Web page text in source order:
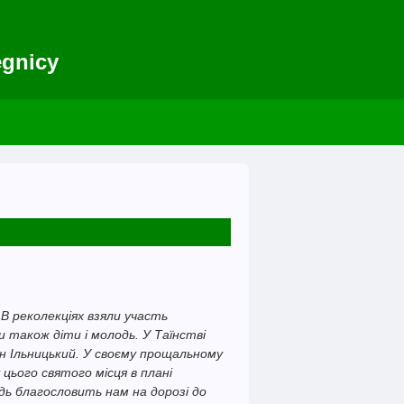
реколекціях взяли участь
діти і молодь. У Таїнстві
Ільницький. У своєму прощальному
святого місця в плані
благословить нам на дорозі до